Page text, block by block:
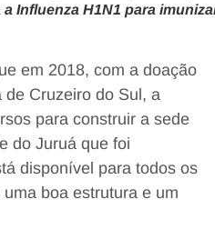
Influenza H1N1 para
em 2018, com a doação
Cruzeiro do Sul, a
para construir a sede
do Juruá que foi
disponível para todos os
boa estrutura e um